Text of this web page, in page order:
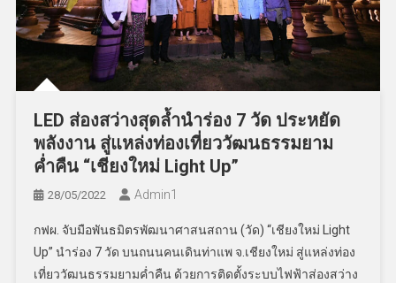
LED ส่องสว่างสุดล้ำนำร่อง 7 วัด ประหยัด
พลังงาน สู่แหล่งท่องเที่ยววัฒนธรรมยาม
ค่ำคืน “เชียงใหม่ Light Up”
28/05/2022 Admin​1
กฟผ. จับมือพันธมิตรพัฒนาศาสนสถาน (วัด) “เชียงใหม่ Light
Up” นำร่อง 7 วัด บนถนนคนเดินท่าแพ จ.เชียงใหม่ สู่แหล่งท่อง
เที่ยววัฒนธรรมยามค่ำคืน ด้วยการติดตั้งระบบไฟฟ้าส่องสว่าง